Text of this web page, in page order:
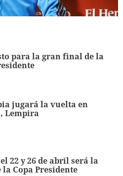
para la gran final de la
jugará la vuelta en
Lempira
22 y 26 de abril será la
Copa Presidente